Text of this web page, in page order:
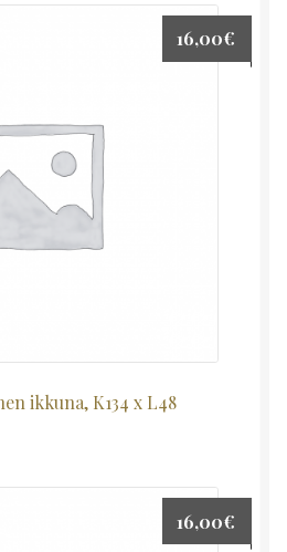
ikkuna, K134 x L48
16,00€
16,00€